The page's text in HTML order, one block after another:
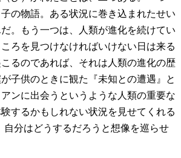
の物語。ある状況に巻き込まれたせい
。もう一つは、人類が進化を続けてい
ろを見つけなければいけない日は来る
るのであれば、それは人類の進化の歴
子供のときに観た『未知との遭遇』と
ンに出会うというような人類の重要な
するかもしれない状況を見せてくれる
分はどうするだろうと想像を巡らせ